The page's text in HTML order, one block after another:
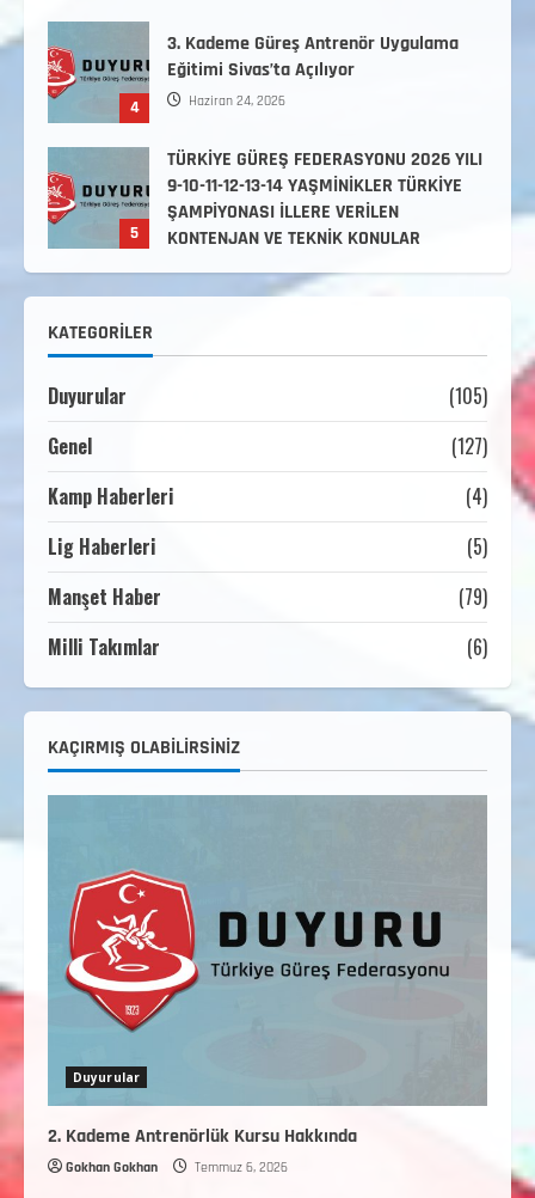
4
3. Kademe Güreş Antrenör Uygulama
Eğitimi Sivas’ta Açılıyor
Haziran 24, 2026
5
TÜRKİYE GÜREŞ FEDERASYONU 2026 YILI
9-10-11-12-13-14 YAŞMİNİKLER TÜRKİYE
ŞAMPİYONASI İLLERE VERİLEN
KONTENJAN VE TEKNİK KONULAR
Haziran 12, 2026
1
3. KADEME GÜREŞ ANTRENÖRLÜĞÜ
Temmuz 2, 2026
3
Eğitimi Sivas’ta Açılıyor
HAKKINDA
Haziran 12, 2026
KATEGORILER
Duyurular
(105)
Genel
(127)
Kamp Haberleri
(4)
Lig Haberleri
(5)
Manşet Haber
(79)
Milli Takımlar
(6)
KAÇIRMIŞ OLABILIRSINIZ
Duyurular
2. Kademe Antrenörlük Kursu Hakkında
Gokhan Gokhan Temmuz 6, 2026